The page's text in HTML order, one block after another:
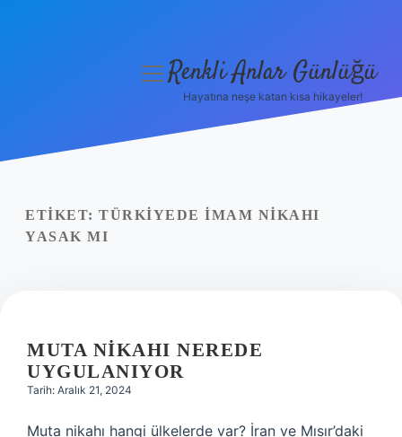
Yasal Uyarı
menüyüRenkli Anlar Günlüğü
Hayatına neşe katan kısa hikayeler!
ETIKET: TÜRKIYEDE IMAM NIKAHI
YASAK MI
MUTA NIKAHI NEREDE
UYGULANIYOR
Tarih: Aralık 21, 2024
Muta nikahı hangi ülkelerde var? İran ve Mısır’daki